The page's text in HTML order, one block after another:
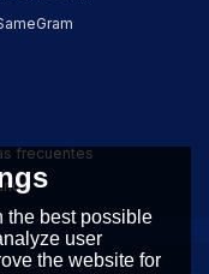
frecuentes
the best possible
user
the website for